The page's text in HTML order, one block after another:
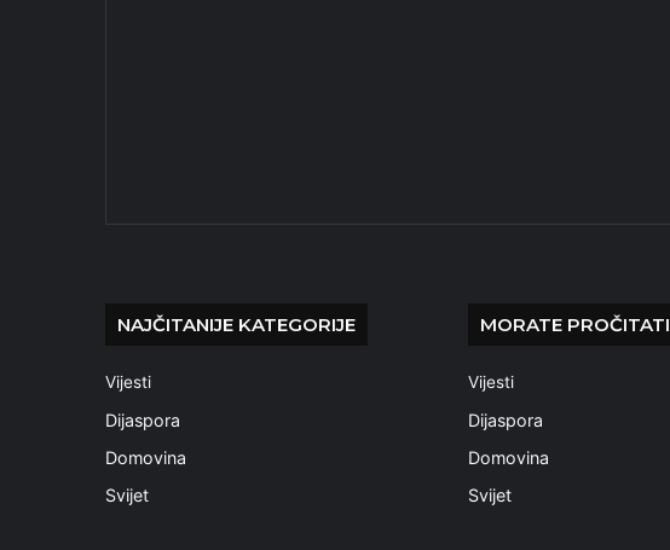
NAJČITANIJE KATEGORIJE
Vijesti
Dijaspora
Domovina
Svijet
MORATE PROČITATI
Vijesti
Dijaspora
Domovina
Svijet